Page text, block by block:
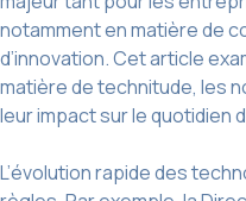
notamment en matière de
d’innovation. Cet article
matière de technitude, les
leur impact sur le quotidien
L’évolution rapide des